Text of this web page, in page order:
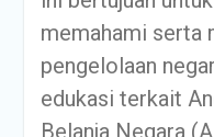
memahami serta
pengelolaan
edukasi terkait
Belanja Negara